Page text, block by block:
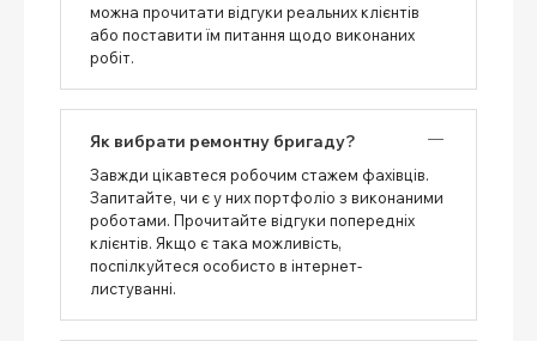
можна прочитати відгуки реальних клієнтів
або поставити їм питання щодо виконаних
робіт.
Як вибрати ремонтну бригаду?
Завжди цікавтеся робочим стажем фахівців.
Запитайте, чи є у них портфоліо з виконаними
роботами. Прочитайте відгуки попередніх
клієнтів. Якщо є така можливість,
поспілкуйтеся особисто в інтернет-
листуванні.